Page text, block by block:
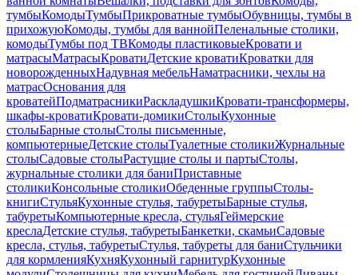
тумбыКомодыТумбыПрикроватные тумбыОбувницы, тумбы в
прихожуюКомоды, тумбы для ваннойПеленальные столики,
комодыТумбы под ТВКомоды пластиковыеКровати и
матрасыМатрасыКроватиДетские кроватиКроватки для
новорожденныхНадувная мебельНаматрасники, чехлы на
матрасОснования для
кроватейПодматрасникиРаскладушкиКровати-трансформеры,
шкафы-кроватиКровати-домикиСтолыКухонные
столыБарные столыСтолы письменные,
компьютерныеДетские столыТуалетные столикиЖурнальные
столыСадовые столыРастущие столы и партыСтолы,
журнальные столики для баниПриставные
столикиКонсольные столикиОбеденные группыСтолы-
книгиСтульяКухонные стулья, табуретыБарные стулья,
табуретыКомпьютерные кресла, стульяГеймерские
креслаДетские стулья, табуретыБанкетки, скамьиСадовые
кресла, стулья, табуретыСтулья, табуреты для баниСтульчики
для кормленияКухняКухонный гарнитурКухонные